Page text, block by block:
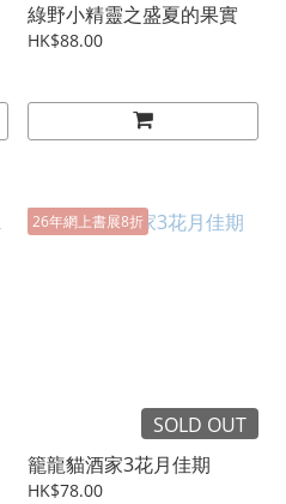
綠野小精靈之盛夏的果實
HK$88.00
26年網上書展8折
SOLD OUT
籠龍貓酒家3花月佳期
HK$78.00